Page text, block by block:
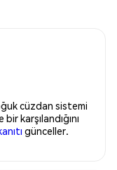
cüzdan sistemi
karşılandığını
günceller.